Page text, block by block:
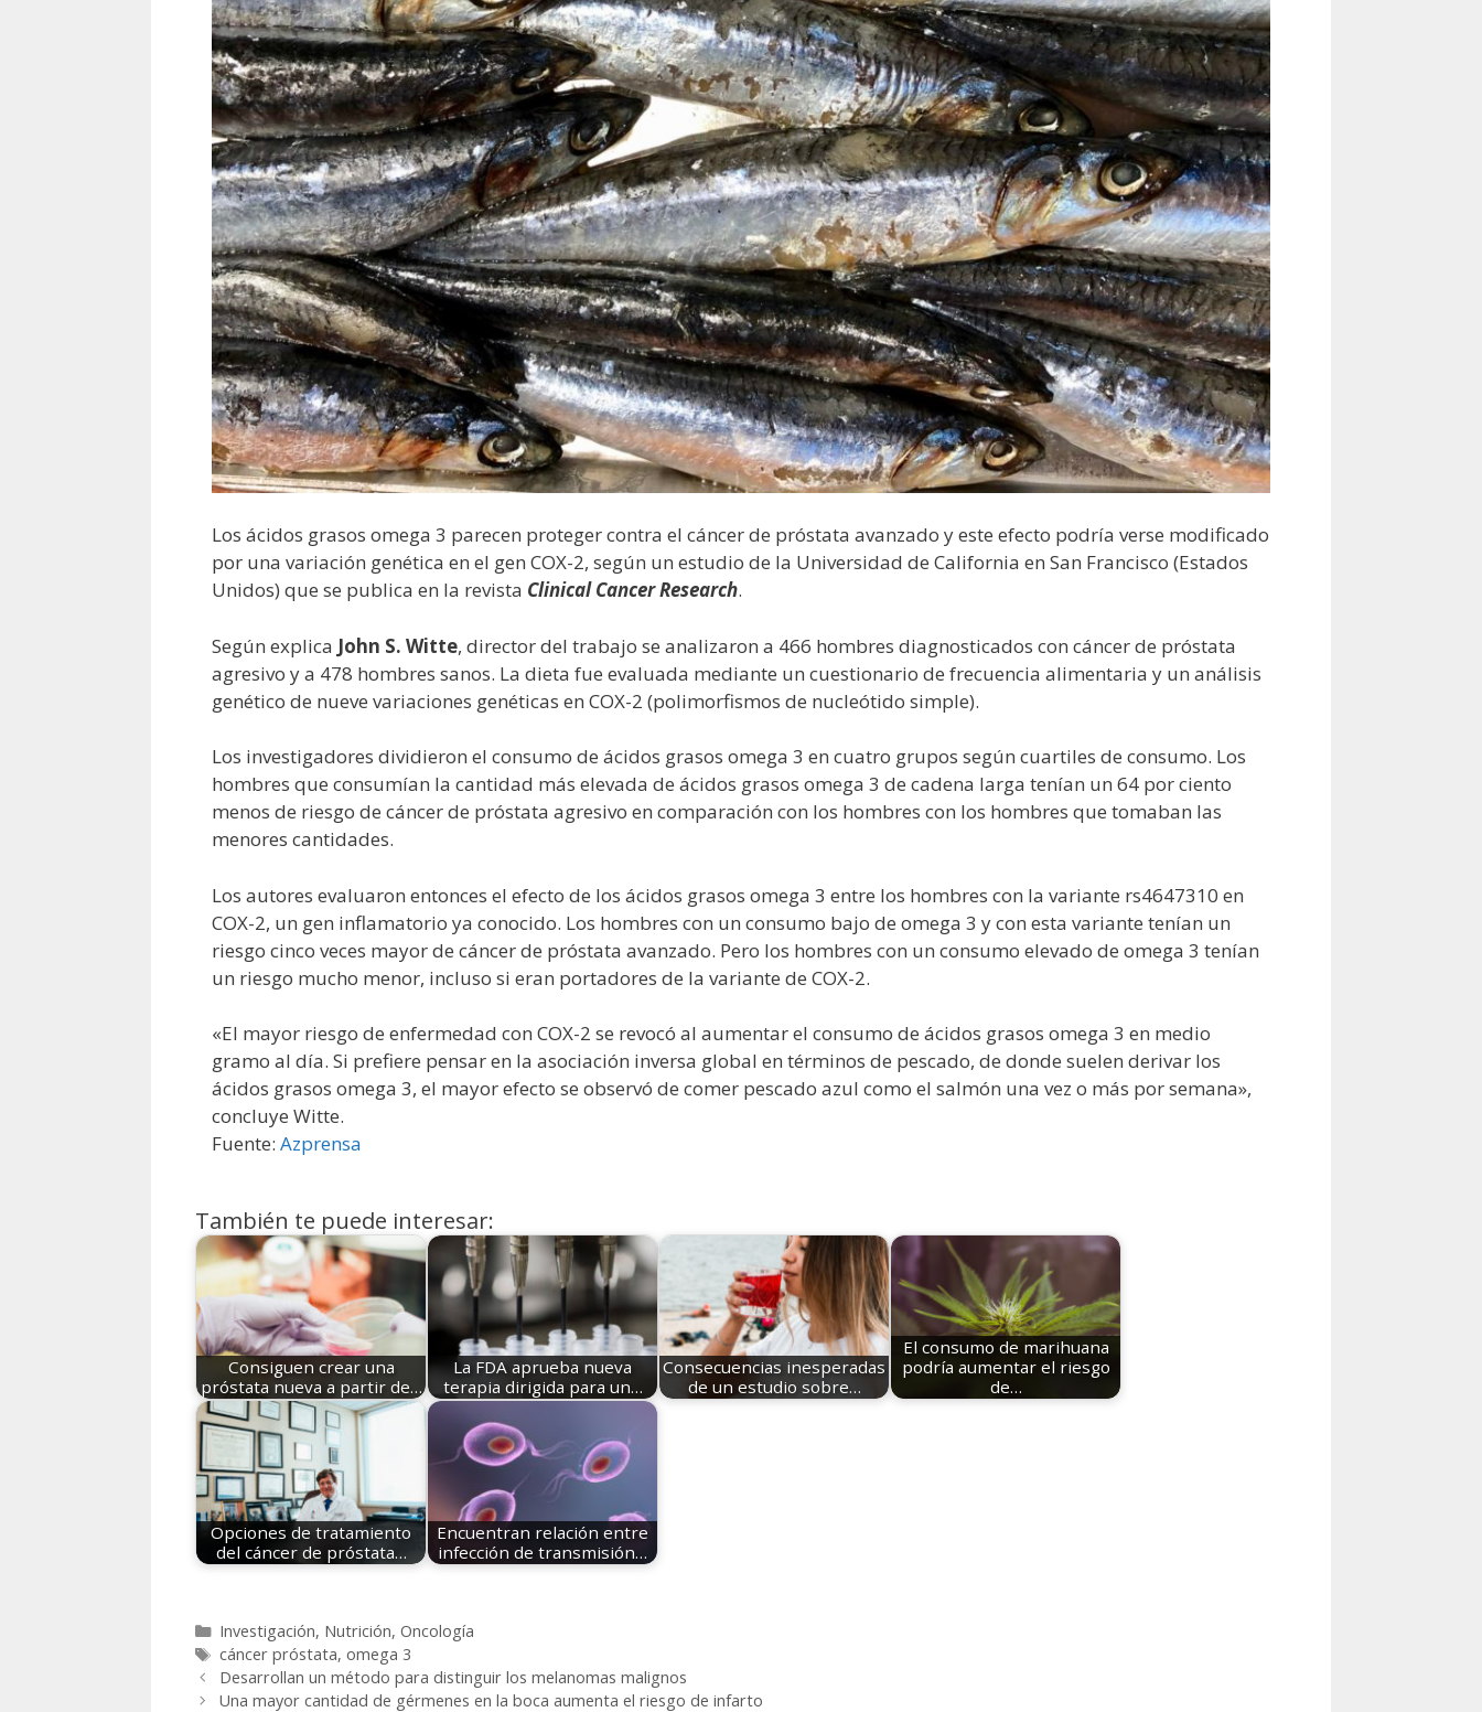
Los ácidos grasos omega 3 parecen proteger contra el cáncer de próstata avanzado y este efecto podría verse modificado
por una variación genética en el gen COX-2, según un estudio de la Universidad de California en San Francisco (Estados
Unidos) que se publica en la revista Clinical Cancer Research.
Según explica John S. Witte, director del trabajo se analizaron a 466 hombres diagnosticados con cáncer de próstata
agresivo y a 478 hombres sanos. La dieta fue evaluada mediante un cuestionario de frecuencia alimentaria y un análisis
genético de nueve variaciones genéticas en COX-2 (polimorfismos de nucleótido simple).
Los investigadores dividieron el consumo de ácidos grasos omega 3 en cuatro grupos según cuartiles de consumo. Los
hombres que consumían la cantidad más elevada de ácidos grasos omega 3 de cadena larga tenían un 64 por ciento
menos de riesgo de cáncer de próstata agresivo en comparación con los hombres con los hombres que tomaban las
menores cantidades.
Los autores evaluaron entonces el efecto de los ácidos grasos omega 3 entre los hombres con la variante rs4647310 en
COX-2, un gen inflamatorio ya conocido. Los hombres con un consumo bajo de omega 3 y con esta variante tenían un
riesgo cinco veces mayor de cáncer de próstata avanzado. Pero los hombres con un consumo elevado de omega 3 tenían
un riesgo mucho menor, incluso si eran portadores de la variante de COX-2.
«El mayor riesgo de enfermedad con COX-2 se revocó al aumentar el consumo de ácidos grasos omega 3 en medio
gramo al día. Si prefiere pensar en la asociación inversa global en términos de pescado, de donde suelen derivar los
ácidos grasos omega 3, el mayor efecto se observó de comer pescado azul como el salmón una vez o más por semana»,
concluye Witte.
Fuente: Azprensa
También te puede interesar:
Consiguen crear una
próstata nueva a partir de…
La FDA aprueba nueva
terapia dirigida para un…
Consecuencias inesperadas
de un estudio sobre…
El consumo de marihuana
podría aumentar el riesgo
de…
Opciones de tratamiento
del cáncer de próstata…
Encuentran relación entre
infección de transmisión…
Categorías
Investigación, Nutrición, Oncología
Etiquetas
cáncer próstata, omega 3
Desarrollan un método para distinguir los melanomas malignos
Una mayor cantidad de gérmenes en la boca aumenta el riesgo de infarto